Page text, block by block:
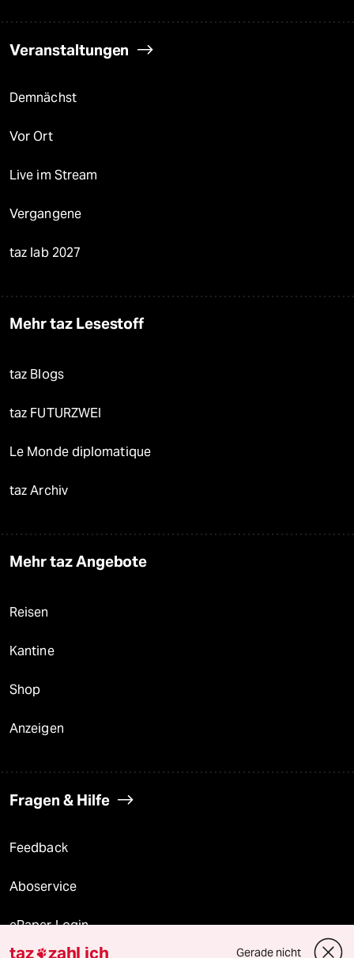
Veranstaltungen
Demnächst
Vor Ort
Live im Stream
Vergangene
taz lab 2027
Mehr taz Lesestoff
taz Blogs
taz FUTURZWEI
Le Monde diplomatique
taz Archiv
Mehr taz Angebote
Reisen
Kantine
Shop
Anzeigen
Fragen & Hilfe
Feedback
Aboservice
ePaper Login
taz zahl ich Gerade nicht